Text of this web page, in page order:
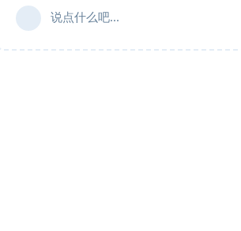
说点什么吧...